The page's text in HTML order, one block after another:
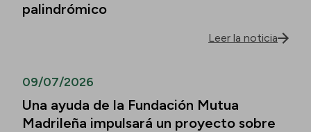
palindrómico
Leer la noticia
09/07/2026
Una ayuda de la Fundación Mutua
Madrileña impulsará un proyecto sobre